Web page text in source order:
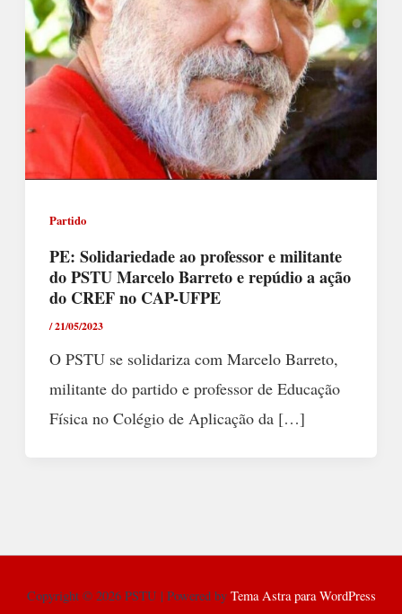
Partido
PE: Solidariedade ao professor e militante
do PSTU Marcelo Barreto e repúdio a ação
do CREF no CAP-UFPE
/21/05/2023
O PSTU se solidariza com Marcelo Barreto,
militante do partido e professor de Educação
Física no Colégio de Aplicação da […]
Copyright © 2026 PSTU | Powered by Tema Astra para WordPress